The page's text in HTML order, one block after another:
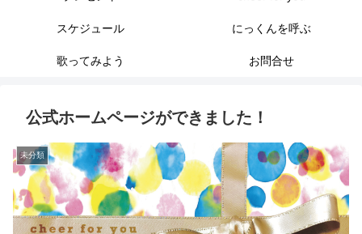
スケジュール にっくんを呼ぶ
歌ってみよう お問合せ
公式ホームページができました！
未分類